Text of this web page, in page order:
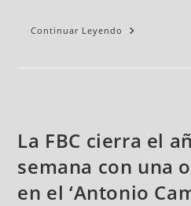
Continuar Leyendo
La FBC cierra el
semana con una
en el ‘Antonio